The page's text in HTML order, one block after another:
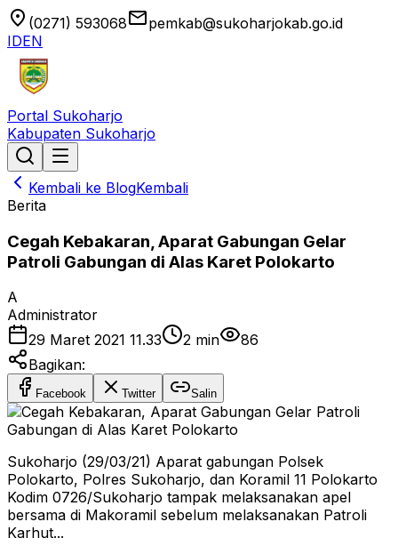
location_on (0271) 593068emailpemkab@sukoharjokab.go.id
IDEN
Portal Sukoharjo
Kabupaten Sukoharjo
Kembali ke BlogKembali
Berita
Cegah Kebakaran, Aparat Gabungan Gelar
Patroli Gabungan di Alas Karet Polokarto
A
Administrator
29 Maret 2021 11.33
2 min
86
Bagikan:
Facebook Twitter Salin
Sukoharjo (29/03/21) Aparat gabungan Polsek
Polokarto, Polres Sukoharjo, dan Koramil 11 Polokarto
Kodim 0726/Sukoharjo tampak melaksanakan apel
bersama di Makoramil sebelum melaksanakan Patroli
Karhut...